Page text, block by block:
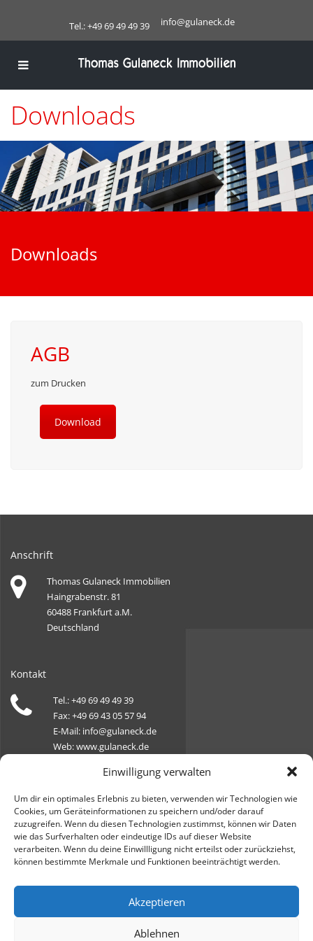
Einwilligung verwalten
Um dir ein optimales Erlebnis zu bieten, verwenden wir Technologien wie
Cookies, um Geräteinformationen zu speichern und/oder darauf
zuzugreifen. Wenn du diesen Technologien zustimmst, können wir Daten
wie das Surfverhalten oder eindeutige IDs auf dieser Website
verarbeiten. Wenn du deine Einwillligung nicht erteilst oder zurückziehst,
können bestimmte Merkmale und Funktionen beeinträchtigt werden.
Akzeptieren
Ablehnen
Tel.: +49 69 49 49 39 info@gulaneck.de
Downloads
Downloads
AGB
zum Drucken
Download
Anschrift
Thomas Gulaneck Immobilien
Haingrabenstr. 81
60488 Frankfurt a.M.
Deutschland
Kontakt
Tel.: +49 69 49 49 39
Fax: +49 69 43 05 57 94
E-Mail: info@gulaneck.de
Web: www.gulaneck.de
Öffnungszeiten
Montag, Dienstag, Donnerstag, Freitag:
09:00 - 18:00 Uhr
Mittwoch: geschlossen
Samstag: 10:00 - 14:00 Uhr
© 2025 Thomas Gulaneck Immobilien | Alle Rechte vorbehalten